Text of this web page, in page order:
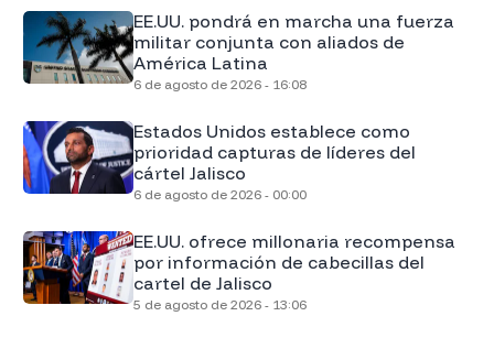
EE.UU. pondrá en marcha una fuerza
militar conjunta con aliados de
América Latina
6 de agosto de 2026 - 16:08
Estados Unidos establece como
prioridad capturas de líderes del
cártel Jalisco
6 de agosto de 2026 - 00:00
EE.UU. ofrece millonaria recompensa
por información de cabecillas del
cartel de Jalisco
5 de agosto de 2026 - 13:06